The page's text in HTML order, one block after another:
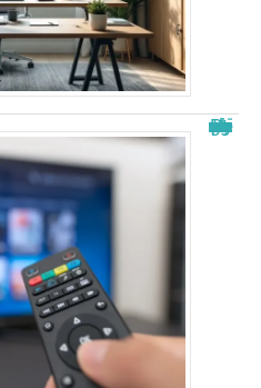
Papystreaming nouveau nom : tout savoir sur le changement